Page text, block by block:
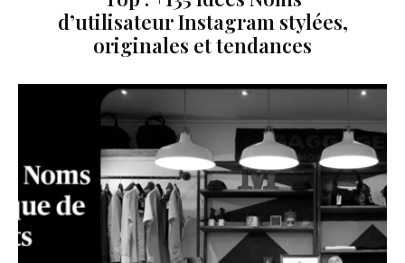
d’utilisateur Instagram stylées,
originales et tendances